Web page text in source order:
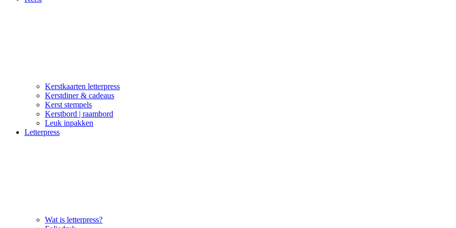
Kerstkaarten letterpress
Kerstdiner & cadeaus
Kerst stempels
Kerstbord | raambord
Leuk inpakken
Letterpress
Wat is letterpress?